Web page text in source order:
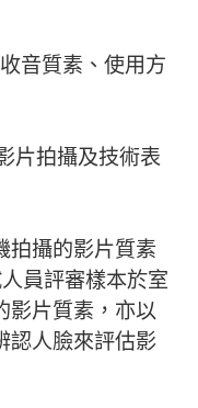
音質素、使用方
片拍攝及技術表
拍攝的影片質素
員評審樣本於室
影片質素，亦以
認人臉來評估影